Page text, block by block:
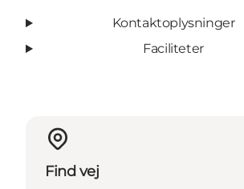
Kontaktoplysninger
Faciliteter
Find vej